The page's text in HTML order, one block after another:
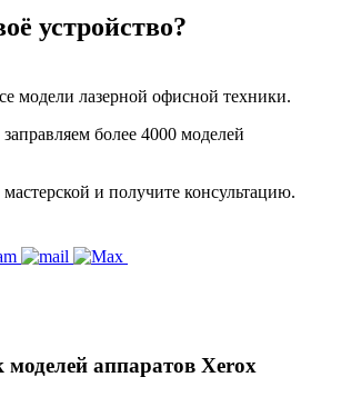
устройство?
модели лазерной офисной техники.
более 4000 моделей
и получите консультацию.
аппаратов Xerox